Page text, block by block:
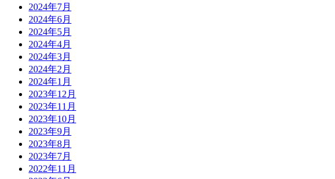
2024年7月
2024年6月
2024年5月
2024年4月
2024年3月
2024年2月
2024年1月
2023年12月
2023年11月
2023年10月
2023年9月
2023年8月
2023年7月
2022年11月